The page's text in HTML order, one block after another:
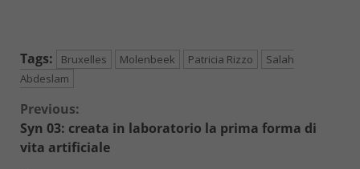
Tags: Bruxelles Molenbeek Patricia Rizzo
Salah
Abdeslam
Continue
Reading
Previous:
Syn 03: creata in laboratorio la prima forma di
vita artificiale